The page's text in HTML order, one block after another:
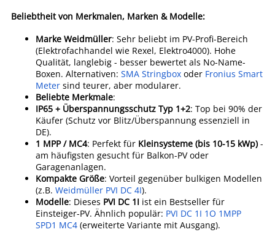
Beliebtheit von Merkmalen, Marken & Modelle:
Marke Weidmüller: Sehr beliebt im PV-Profi-Bereich
(Elektrofachhandel wie Rexel, Elektro4000). Hohe
Qualität, langlebig - besser bewertet als No-Name-
Boxen. Alternativen: SMA Stringbox oder Fronius Smart
Meter sind teurer, aber modularer.
Beliebte Merkmale:
IP65 + Überspannungsschutz Typ 1+2: Top bei 90% der
Käufer (Schutz vor Blitz/Überspannung essenziell in
DE).
1 MPP / MC4: Perfekt für Kleinsysteme (bis 10-15 kWp) -
am häufigsten gesucht für Balkon-PV oder
Garagenanlagen.
Kompakte Größe: Vorteil gegenüber bulkigen Modellen
(z.B. Weidmüller PVI DC 4I).
Modelle: Dieses PVI DC 1I ist ein Bestseller für
Einsteiger-PV. Ähnlich populär: PVI DC 1I 1O 1MPP
SPD1 MC4 (erweiterte Variante mit Ausgang).